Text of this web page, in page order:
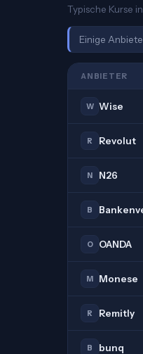
Typische Kurse
Einige
ANBIETER
W Wise
R Revolut
N N26
B
O OANDA
M Monese
R Remitly
B bunq